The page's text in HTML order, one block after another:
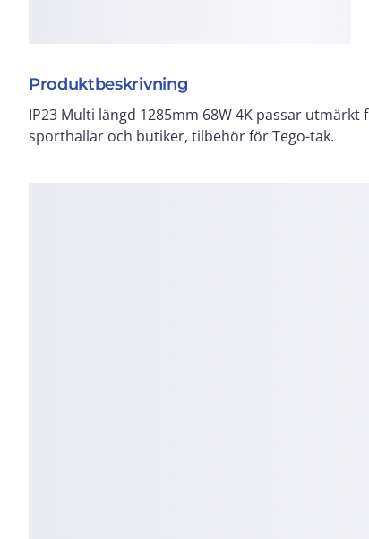
Produktbeskrivning
IP23 Multi längd 1285mm 68W 4K passar utmärkt
sporthallar och butiker, tilbehör för Tego-tak.